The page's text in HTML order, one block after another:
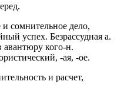
дело,
успех. Безрассудная а.
авантюру кого-н.
-ая, -ое.
и расчет,